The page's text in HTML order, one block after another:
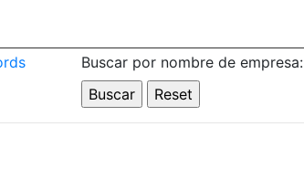
Buscar por nombre de empresa: